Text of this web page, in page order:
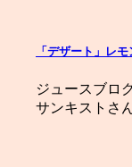
「デザート」レ
ジュースブロ
サンキストさ